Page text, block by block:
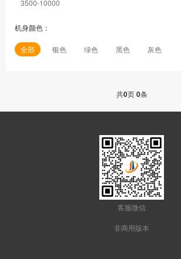
3500-10000
机身颜色：
全部 银色 绿色 黑色 灰色
共0页0条
客服微信
非商用版本